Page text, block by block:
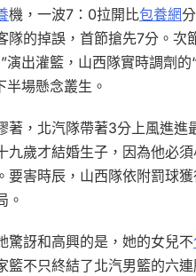
機，一波7：0拉開比包養網
隊的掉誤，首節搶先7分。
演出灌籃，山西隊實時調劑的
場懸念叢生。
，北汽隊帶著3分上風進進
九歲才結婚生子，因為他必
要害時辰，山西隊依附罰球
。
驚訝和高興的是，她的女兒不
籃不只終結了北汽男籃的六